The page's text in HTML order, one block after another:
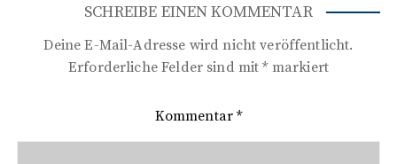
g
SCHREIBE EINEN KOMMENTAR
Deine E-Mail-Adresse wird nicht veröffentlicht.
Erforderliche Felder sind mit*markiert
Kommentar*